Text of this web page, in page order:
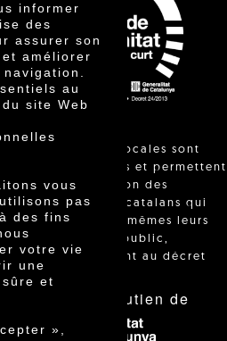
informer
des
assurer son
améliorer
au
site Web
vous
pas
des fins
votre vie
une
et
»,
"Les ventes locales sont
réglementées et permettent
l'identification des
agriculteurs catalans qui
vendent eux-mêmes leurs
produits au public,
conformément au décret
Avec le soutien de